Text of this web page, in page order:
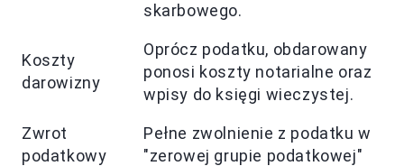
skarbowego.
Koszty
darowizny
Oprócz podatku, obdarowany
ponosi koszty notarialne oraz
wpisy do księgi wieczystej.
Zwrot
podatkowy
Pełne zwolnienie z podatku w
"zerowej grupie podatkowej"